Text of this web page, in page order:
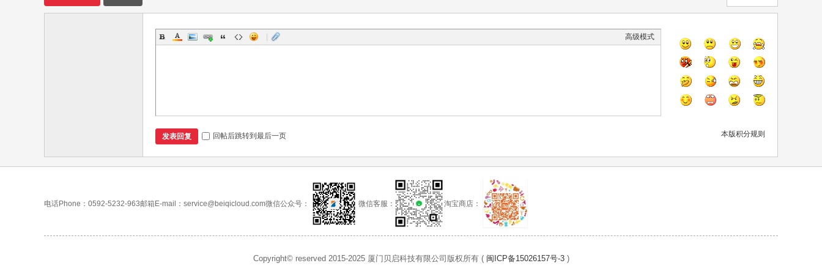
高级模式
本版积分规则
发表回复 回帖后跳转到最后一页
电话Phone：0592-5232-963邮箱E-mail：service@beiqicloud.com微信公众号： 微信客服： 淘宝商店：
Copyright© reserved 2015-2025 厦门贝启科技有限公司版权所有 ( 闽ICP备15026157号-3)